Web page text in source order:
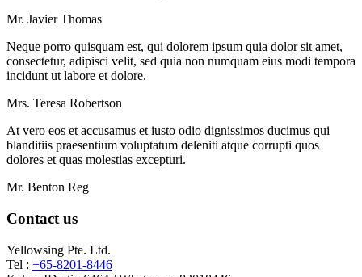
Mr. Javier Thomas
Neque porro quisquam est, qui dolorem ipsum quia dolor sit amet,
consectetur, adipisci velit, sed quia non numquam eius modi tempora
incidunt ut labore et dolore.
Mrs. Teresa Robertson
At vero eos et accusamus et iusto odio dignissimos ducimus qui
blanditiis praesentium voluptatum deleniti atque corrupti quos
dolores et quas molestias excepturi.
Mr. Benton Reg
Contact us
Yellowsing Pte. Ltd.
Tel : +65-8201-8446